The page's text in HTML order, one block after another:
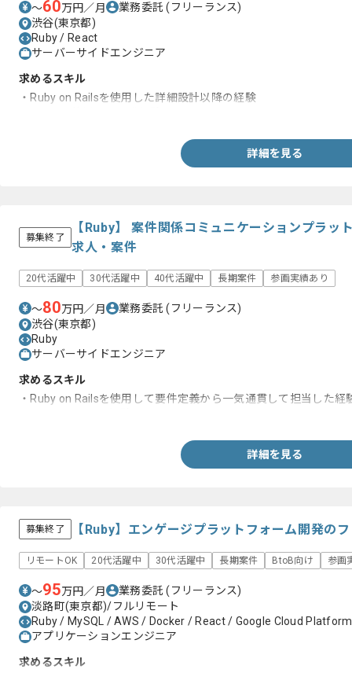
〜60万円／月 業務委託(フリーランス)
渋谷(東京都)
Ruby / React
サーバーサイドエンジニア
求めるスキル
・Ruby on Railsを使用した詳細設計以降の経験
詳細を見る
募集終了
【Ruby】 案件関係コミュニケーションプラッ
求人・案件
20代活躍中 30代活躍中 40代活躍中 長期案件 参画実績あり
〜80万円／月 業務委託(フリーランス)
渋谷(東京都)
Ruby
サーバーサイドエンジニア
求めるスキル
・Ruby on Railsを使用して要件定義から一気通貫して担当した経
詳細を見る
募集終了 【Ruby】エンゲージプラットフォーム開発の
リモートOK 20代活躍中 30代活躍中 長期案件 BtoB向け 参画
〜95万円／月 業務委託(フリーランス)
淡路町(東京都)/フルリモート
Ruby / MySQL / AWS / Docker / React / Google Cloud
アプリケーションエンジニア
求めるスキル